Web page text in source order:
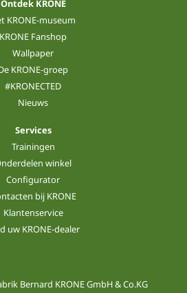
Ontdek KRONE
KRONE-museum
KRONE Fanshop
Wallpaper
KRONE-groep
#KRONECTED
Nieuws
Services
Trainingen
winkel
Configurator
bij KRONE
Klantenservice
uw KRONE-dealer
Bernard KRONE GmbH & Co.KG